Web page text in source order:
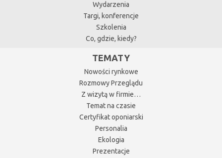
Wydarzenia
Targi, konferencje
Szkolenia
Co, gdzie, kiedy?
TEMATY
Nowości rynkowe
Rozmowy Przeglądu
Z wizytą w firmie…
Temat na czasie
Certyfikat oponiarski
Personalia
Ekologia
Prezentacje